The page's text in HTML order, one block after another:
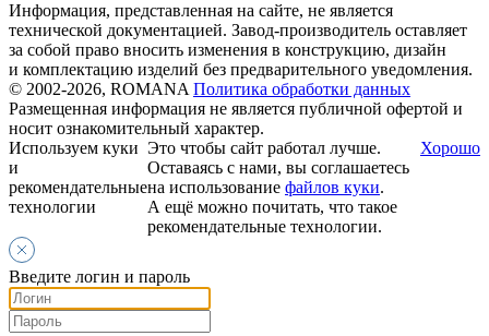
Информация, представленная на сайте, не является
технической документацией. Завод-производитель оставляет
за собой право вносить изменения в конструкцию, дизайн
и комплектацию изделий без предварительного уведомления.
© 2002-2026, ROMANA Политика обработки данных
Размещенная информация не является публичной офертой и
носит ознакомительный характер.
Используем куки
и
рекомендательные
технологии
Это чтобы сайт работал лучше.
Оставаясь с нами, вы соглашаетесь
на использование файлов куки.
А ещё можно почитать, что такое
рекомендательные технологии.
Хорошо
Введите логин и пароль